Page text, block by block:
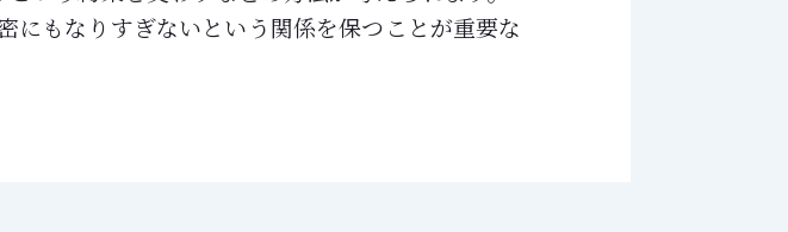
にもなりすぎないという関係を保つことが重要な